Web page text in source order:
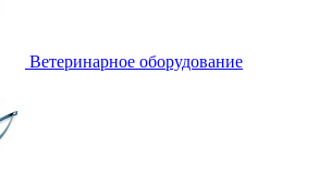
Ветеринарное оборудование